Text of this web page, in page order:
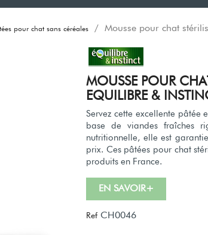
pour chat sans céréales Mousse pour chat
MOUSSE POUR
EQUILIBRE &
Servez cette excellente pâtée
base de viandes fraîches
nutritionnelle, elle est
prix. Ces pâtées pour chat
produits en France.
EN SAVOIR+
Ref CH0046